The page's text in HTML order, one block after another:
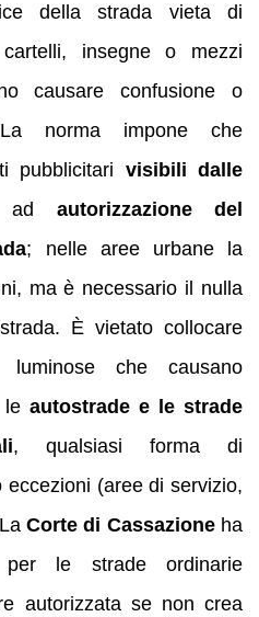
della strada vieta di
insegne o mezzi
causare confusione o
norma impone che
pubblicitari visibili dalle
ad autorizzazione del
; nelle aree urbane la
ma è necessario il nulla
È vietato collocare
che causano
le autostrade e le strade
, qualsiasi forma di
(aree di servizio,
LaCorte di Cassazioneha
le strade ordinarie
autorizzata se non crea